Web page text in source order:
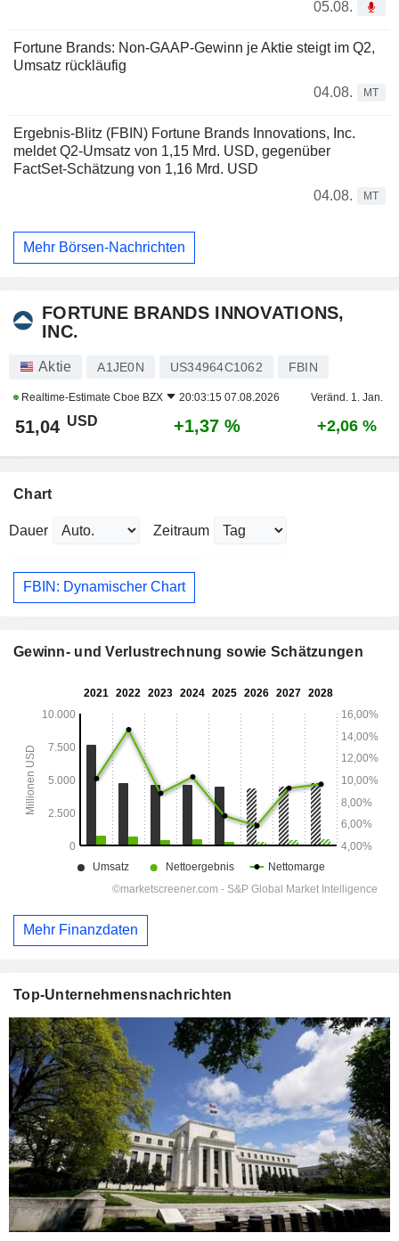
05.08.
Fortune Brands: Non-GAAP-Gewinn je Aktie steigt im Q2,
Umsatz rückläufig
04.08.
MT
Ergebnis-Blitz (FBIN) Fortune Brands Innovations, Inc.
meldet Q2-Umsatz von 1,15 Mrd. USD, gegenüber
FactSet-Schätzung von 1,16 Mrd. USD
04.08.
MT
Mehr Börsen-Nachrichten
FORTUNE BRANDS INNOVATIONS,
INC.
Aktie A1JE0N US34964C1062 FBIN
Realtime-Estimate Cboe BZX 20:03:15 07.08.2026 Veränd. 1. Jan.
51,04 USD +1,37 % +2,06 %
Chart
Dauer Zeitraum
FBIN: Dynamischer Chart
Gewinn- und Verlustrechnung sowie Schätzungen
Mehr Finanzdaten
Top-Unternehmensnachrichten